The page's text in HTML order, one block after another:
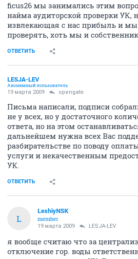
ficus26 мы занимались этим
найма аудиторской проверки УК,
извлекающая с нас прибыль и мы
проверять, хоть мы и
ОТВЕТИТЬ
LESJA-LEV
Анонимный пользователь
19 марта 2009 opengate
Письма написали, подписи
не у всех, но у достаточного
ответа, но на этом
дальнейшем нужна всех Вас
разбирательстве по поводу
услуги и некачественным
УК.
ОТВЕТИТЬ
L
LeshiyNSK
member
19 марта 2009 LESJA-LEV
я вообще считаю что за
отключение гор. воды